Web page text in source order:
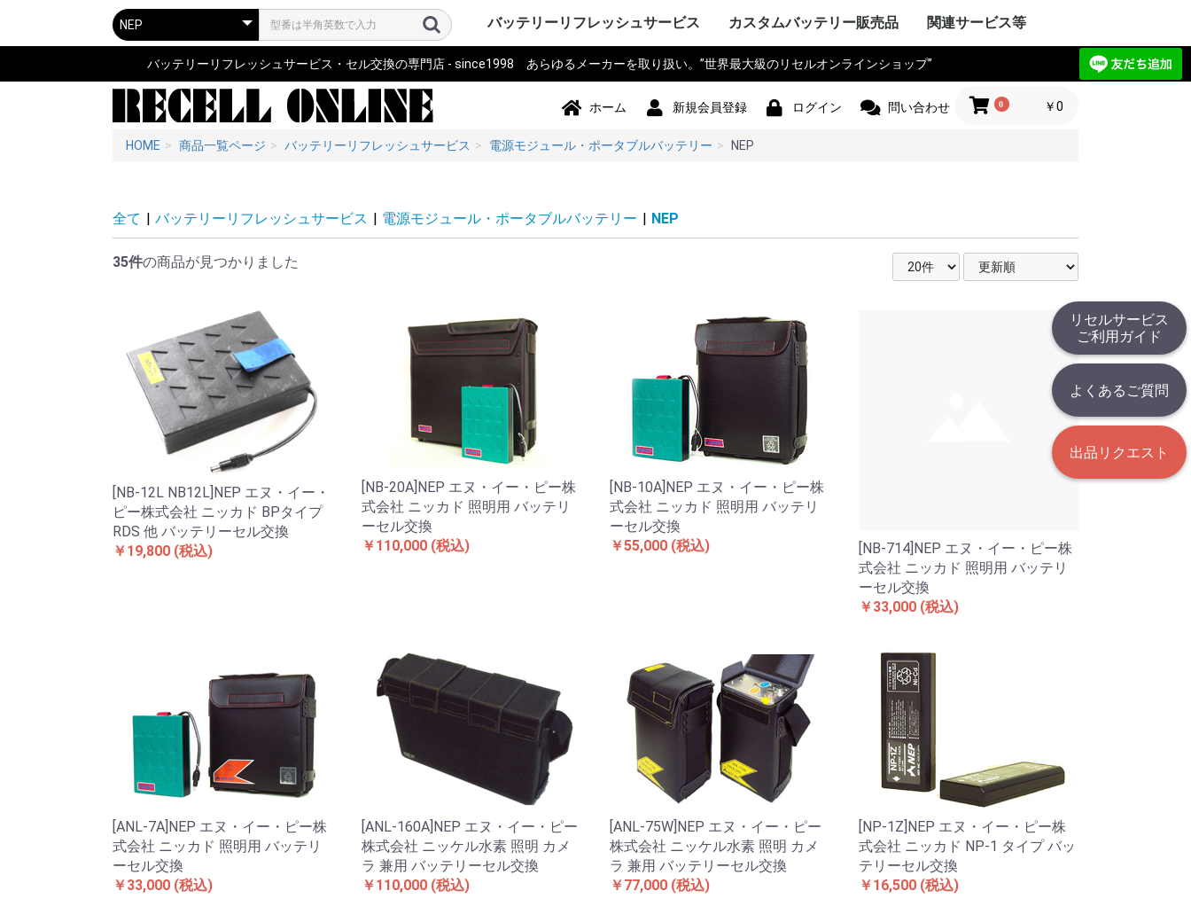
リセルサービス
ご利用ガイド
よくあるご質問
出品リクエスト
バッテリーリフレッシュサービス
パソコン PC・サーバー・周辺機
器
ソニー SONY VAIO
パナソニック
Panasonic
東芝 TOSHIBA
アップル Apple Mac
ThinkPad
カシオ CASIO
ビクター Victor
NEC 日本電気
コンパック Compaq
シャープ SHARP
デル DELL
三菱 MITSUBISHI
hp ヒューレット・パ
ッカード
Gateway ゲートウェ
イ
日立 HITACHI
富士通 Fujitsu
サンヨー SANYO
ACER エイサー
アキア AKIA
AOPEN エーオープン
ASUS アサス
CLEVO セルボ
エプソン EPSON
飯山 iiyama
SAMSUNG サムソン
レノボ Lenovo
工人舎 KOHJINSHA
マウスコンピュータ
オンキヨー ソーテッ
ク
FRONTIER フロンティ
ア
マイクロソフト
Microsoft
その他 OTHER
測量機器 トプコン TOPCON
ソキア SOKKIA
ニコン Nikon JEC
ペンタックス PENTAX
横河 YOKOGAWA
ライカ Leica
オリンパス OLYMPUS
トリンブル Trimble
Giodimeter
フジクラ Fujikura
タマヤ計測 TAMAYA
その他 OTHER
計測器・測定器・分析計
MICRONIX マイクロニ
クス
Leica ライカ
日立 HITACHI
マルチ計測器
FLUKE フルーク
テクトロニクス
Tektronix
A&D
hp ヒューレット・パ
ッカード
Z+F Zoller+Frohlich
横河電機 YOKOGAWA
JRC 日本無線
岩通
BOSCH ボッシュ
日置電機
キーエンス KEYENCE
テルモ
アンリツ Anritsu
オリンパス OLYMPUS
TESTO
三洋電機 SANYO
東芝 TOSHIBA
オムロン omron
コニカミノルタ
日通工 NEC
Nikon ニコン
Fujikura フジクラ
VeEX
KEYSIGHT
フィリップス Philips
その他 OTHER
電動工具 マキタ makita
HiKOKI 日立工機
パナソニック電工
Panasonic
KYOCERA 京セラ
RYOBI リョービ
BOSCH ボッシュ
HILTI ヒルティー
泉精器 IZUMI マクセ
ル
東芝 TOSHIBA
MAX マックス
DEWALT デウォルト
DREMEL ドレメル
CACTUS カクタス
LOBTEX ロブテックス
EXEN エクセン
KTC
イクラ精機 IKURA
ダイア DAIA
BLACK&DECKER ブラ
ック&デッカー
Snapon スナップオン
インガソールランド
Ingersoll Rand
スバル SUBARU
EARTH MAN アースマ
ン
パオック PAOCK
Porter Cable
シンコー SHINKO
Milwaukee
STIHL スチール
Stryker ストライカー
ORBOT オーボット
REX レッキス
HALL
その他 OTHER
作業機器・検査機器・整備 古河電気工業
住友電工
三菱電機
HEINE ハイネ
MORITA モリタ製作所
マイクロテック
ENAX エナックス
FUJIFILM 富士フイル
ム
富士電機
沖電気工業
NEC
フジクラ Fujikura
パナソニック電工 松
下電工
山武 アズビル azbil
その他
電動アシスト自転車・eBIKE・車
椅子
ヤマハ YAMAHA
ブリジストン
Bridgestone
パナソニック
Panasonic
サンスター技研
SUNSTAR
ホンダ HONDA 本田
サンヨー SANYO
ミヤタ MIYATA
丸石サイクル
maruishi
AERO LIFE
スズキ SUZUKI
ホダカ Hodaka
シマノ SHIMANO
ヤンマー YANMAR
大河通商
カイホウジャパン
トランスモバイリー
TRANS MOBILLY
Airwheel
NISSIN
カワサキ Kawasaki
ジャイアント GIANT
その他 OTHER
カメラ・ストロボ・ライト系・
投光器・顕微鏡
ソニー SONY
IDX アイ・ディー・エ
クス
パナソニック
Panasonic
COMET コメット
シャープ SHARP
ビクター Victor JVC
antonbauer アントン
バウアー
Kodak コダック
Nikon ニコン
キャノン CANON
ポラロイド Polaroid
Leica ライカ
PENTAX ペンタックス
FUJIFILM 富士フイル
ム
オリンパス OLYMPUS
コニカミノルタ
KONICA MINOLTA
SEA&SEA シーアンド
シー
フィッシュアイ
FISHEYE
NEITZ ナイツ
カール・ツァイス
KOWA 興和
KYOCERA 京セラ
SurgiTel サージテル
シグマ SIGMA
POLARION ポラリオ
ン
WelchAllyn
Keldan
東芝 TOSHIBA
Godox
RICOH リコー
その他 OTHER
アイボ AIBO SONY
ロボット・コントローラ
コミュニケーションロ
ボット
NAO ナオ
その他
オーディオ・ビジュアル・モニ
ター
アップル Apple
ソニー SONY
パイオニア
JBL
パナソニック
Panasonic
シャープ SHARP
カシオ CASIO
エプソン EPSON
京セラ KYOCERA
東芝 TOSHIBA
NEC
CREATIVE
KENWOOD ケンウッ
ド
ONKYO オンキョー
Technics テクニクス
BOSE
BenQ ベンキュー
TOA
ツインバード
TWINBIRD
LOGICOOL ロジクー
ル
TEAC TASCAM
audio-technica
Victor ビクター
DENON デノン
ROLAND ローランド
その他 OTHER
スマホ・タブレット・PDA・そ
の他端末
ドコモ DOCOMO
au
NEC
日立 HITACHI
hp ヒューレット・パ
ッカード
シャープ SHARP
富士通 Fujitsu
パナソニック
Panasonic
カシオ CASIO
東芝 TOSHIBA
SONY ソニー
Apple アップル
HUAWEI ファーウェイ
その他 OTHER
プリンター・スキャナー シチズン CITIZEN
ペンタックス PENTAX
エプソン EPSON
キャノン CANON
ブラザー工業 brother
hp ヒューレット・パ
ッカード
オリンパス OLYMPUS
パナソニック
Panasonic
東芝テック
SII セイコーインスツ
ル
リーダー電子
三栄電機
マックス MAX
カシオ CASIO
スター精密
日本プリメックス
その他 OTHER
電源モジュール・ポータブルバ
ッテリー
パコ電子工業
NEP
INSPIRED ENERGY
Panasonic パナソニ
ック
アイ・オーデータ
エナックス ENAX
バッファロー・コクヨ
サンワサプライ
JTT
ニプロン Nipron
RRCパワーソリューシ
ョンズ
BMO JAPAN
その他 OTHER
無線機・電話機・Wi-Fiルータ アイコム Icom
三菱電機 MITSUBISHI
パナソニック
Panasonic
ケンウッド
KENWOOD
東芝 TOSHIBA
八重洲無線 YAESU
富士通 Fujitsu
MOTOROLA モトロー
ラ
VERTEX STANDARD
スタンダード
日立 HITACHI
NEC 日本電気
パイオニア
ビクター Victor
JRC 日本無線機
沖電気工業 OKI
アルインコ ALINCO
新潟通信機
JRC日本無線機
松下通信工業
岩崎通信機 IWATSU
シャープ SHARP
信和ユニテック
アンリツ Anritsu
サンヨー SANYO
トヨコム
信和通信
TONO
KDDI
NTT 日本電信電話
NTTドコモ
京セラ KYOCERA
その他 OTHER
ドローン・ラジコン・テレコ
ン・リモコン
DJI
Futaba 双葉電子工業
TOKIMECINC 極東開
発
田宮模型
SANWA サンワ
エニー
東芝テリー (旧 東京電
子工業)
JR PROPO
大和機工
Panasonic パナソニ
ック 松下電工
日本クレーン
金陵電機 Kinryo
アンリツ Anritsu
長野工業
三菱
日立
QYSEA
その他 OTHER
パーソナルモビリティ・電動カ
ート
ESWING
SEGWAY セグウェイ
その他
ハンディーターミナル・コード
リーダー
キャノン CANON
デンソーDENSO
八重洲無線 YAESU
エプソン EPSON
NECインフロンティア
FURUNO
カシオ CASIO
シャープ SHARP
東芝テック
セイコー
DENSEI
symbol
パナソニック
Panasonic
Nitsuko 日通工
富士通 Fujitsu
キーエンス KEYENCE
Welcat
モトローラ
MOTOROLA
ウェルコムデザイン
その他 OTHER
ナビ・自動車バイク アクセサリ
ー
SONY ソニー
Panasonic パナソニ
ック
ユピテル
BOSCH ボッシュ
COMTEC コムテック
Trywin トライウイン
GARMIN ガーミン
KAIHOU
SEIWA セイワ
CELLSTAR セルスタ
ー
Pioneer パイオニア
その他 OTHER
掃除機・洗浄機・空調関連 シャープ SHARP
ダイソン Dyson
ブラックアンドデッカ
ー BLACK&DECKER
TWINBIRD ツインバー
ド
iRobot
パナソニック ナショ
ナル
ジョンソン
サンヨー SANYO
日立 HITACHI
東芝 TOSHIBA
Electrolux
株環境技研
BLACK & DECKER
ボッシュ BOSCH
GAIS ガイズ
ツカモトエイム 環境
技研
CCP
マキタ makita
raycop レイコップ
ケルヒャー KARCHER
アイリスオーヤマ
Anker アンカー
その他 OTHER
コードレスフォン
パナソニック
Panasonic
MOTOROLA モトロー
ラ
日立 HITACHI
ナカヨ通信機
アイホン
タカコム
muTECH
NEC 日本電気
東芝 TOSHIBA
ソニー SONY
その他 OTHER
通信カラオケ・デンモク
誘導非常灯・住設警報機器
パナソニック電工
Panasonic
東芝ライテック
古河電池
日立 HITACHI
三菱電機 MITSUBISHI
大光電機 DAIKO
オーデリック
岩崎電気
NEC 日本電気
三洋GSソフトエナジ
ー
新神戸電機
TOA
日本ビクター
GSユアサ
三洋電機 SANYO
日本電池
ジーエスメルコテック
ジーエスサフト
その他 OTHER
住宅設備・施設設備
パナソニック
Panasonic
三洋・SANYO・サン
ヨー
三洋GSソフトエナジ
ー
GSサフト ジーエスサ
フト
GSメルコテック
セイコー SEIKO
LEXEL
LIXIL INAX
Nabtesco ナブテスコ
TOEX
TOSO
TWINBIRD ツインバー
ド
その他 OTHER
バックアップ電源・UPS(無停電
電源装置)
APC
オムロン
NTT
その他
事務機器・辞書・計算機・タイ
ムレコーダー
アマノ
CASIO カシオ
SII セイコーインスツ
ル
Canon キャノン
SHARP シャープ
KING JIM キングジム
Panasonic パナソニ
ック
その他 OTHER
健康・美容家電 TRIA トリア アイエピ
BRAUN ブラウン
PHILIPS フィリップス
WAHL ウォール
Capillus カピラス
andis
OSTAR
Panasonic パナソニ
ック 松下
SANYO 三洋電機
マクセル
FLAX
OMRON オムロン
TWINBIRD ツインバー
ド
日立
ヒロセ電機
ナリス
その他
ポンプ
農業・園芸・除雪機
おもちゃ・楽器・釣具・レジャ
ー
Panasonic SANYO FDK
その他
カスタムバッテリー販売品 関連サービス等
（サンプル送付申込）
見積（送付申込）
販売品
回収
バッテリーリフレッシュサービス・セル交換の専門店 - since1998 あらゆるメーカーを取り扱い。”世界最大級のリセルオンラインショップ”
ホーム 新規会員登録 ログイン 問い合わせ 0 ￥0
HOME 商品一覧ページ バッテリーリフレッシュサービス 電源モジュール・ポータブルバッテリー NEP
全て | バッテリーリフレッシュサービス | 電源モジュール・ポータブルバッテリー | NEP
35件の商品が見つかりました
[NB-12L NB12L]NEP エヌ・イー・
ピー株式会社 ニッカド BPタイプ
RDS 他 バッテリーセル交換
￥19,800 (税込)
[NB-20A]NEP エヌ・イー・ピー株
式会社 ニッカド 照明用 バッテリ
ーセル交換
￥110,000 (税込)
[NB-10A]NEP エヌ・イー・ピー株
式会社 ニッカド 照明用 バッテリ
ーセル交換
￥55,000 (税込)
[NB-714]NEP エヌ・イー・ピー株
式会社 ニッカド 照明用 バッテリ
ーセル交換
￥33,000 (税込)
[ANL-7A]NEP エヌ・イー・ピー株
式会社 ニッカド 照明用 バッテリ
ーセル交換
￥33,000 (税込)
[ANL-160A]NEP エヌ・イー・ピー
株式会社 ニッケル水素 照明 カメ
ラ 兼用 バッテリーセル交換
￥110,000 (税込)
[ANL-75W]NEP エヌ・イー・ピー
株式会社 ニッケル水素 照明 カメ
ラ 兼用 バッテリーセル交換
￥77,000 (税込)
[NP-1Z]NEP エヌ・イー・ピー株
式会社 ニッカド NP-1 タイプ バッ
テリーセル交換
￥16,500 (税込)